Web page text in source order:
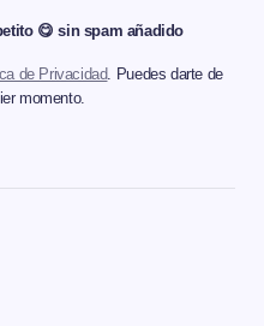
😋 sin spam añadido
de Privacidad. Puedes darte de
momento.